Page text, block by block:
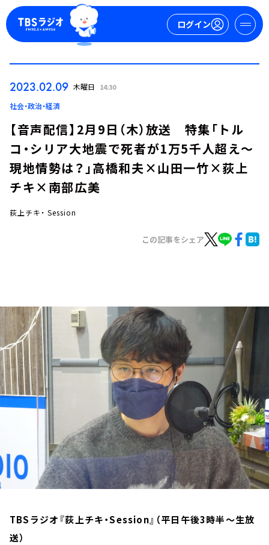
ログイン
今日の番組表
YouTube
会社情報
2023.02.09 木曜日 14:30
社会・政治・経済
【音声配信】2月9日（木）放送 特集「トル
コ・シリア大地震で死者が1万5千人超え～
現地情勢は？」高橋和夫×山田一竹×荻上
チキ×南部広美
荻上チキ・ Session
この記事をシェア
TBSラジオ『荻上チキ・Session』（平日午後3時半～生放
送）